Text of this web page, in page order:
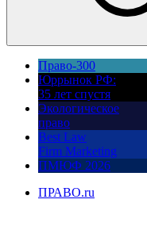
Право-300
Юррынок РФ:
35 лет спустя
Экологическое
право
Best Law
Firm Marketing
ПМЮФ 2026
ПРАВО.ru